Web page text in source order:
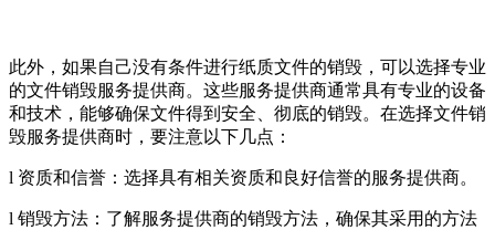
此外，如果自己没有条件进行纸质文件的销毁，可以选择专业
的文件销毁服务提供商。这些服务提供商通常具有专业的设备
和技术，能够确保文件得到安全、彻底的销毁。在选择文件销
毁服务提供商时，要注意以下几点：
l 资质和信誉：选择具有相关资质和良好信誉的服务提供商。
l 销毁方法：了解服务提供商的销毁方法，确保其采用的方法